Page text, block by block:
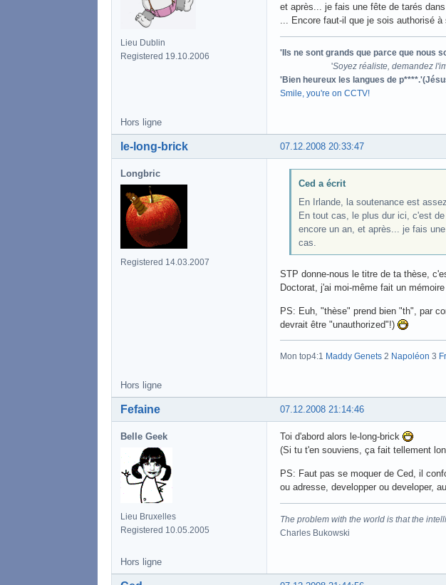
Lieu Dublin
Registered 19.10.2006
et après... je fais une fête de tarés
... Encore faut-il que je sois authorisé
'Ils ne sont grands que parce que nous
'Soyez réaliste, demandez
'Bien heureux les langues de
Smile, you're on CCTV!
Hors ligne
07.12.2008 20:33:47
le-long-brick
Longbric
Registered 14.03.2007
Ced a écrit
En Irlande, la soutenance est
En tout cas, le plus dur ici, c'est
encore un an, et après... je fais
cas.
STP donne-nous le titre de ta thèse,
Doctorat, j'ai moi-même fait un
PS: Euh, "thèse" prend bien "th", par
devrait être "unauthorized"!)
Mon top4:1 Maddy Genets 2 Napoléon 3
Hors ligne
07.12.2008 21:14:46
Fefaine
Belle Geek
Lieu Bruxelles
Registered 10.05.2005
Toi d'abord alors le-long-brick
(Si tu t'en souviens, ça fait tellement
PS: Faut pas se moquer de Ced, il
ou adresse, developper ou developer,
The problem with the world is that the
Charles Bukowski
Hors ligne